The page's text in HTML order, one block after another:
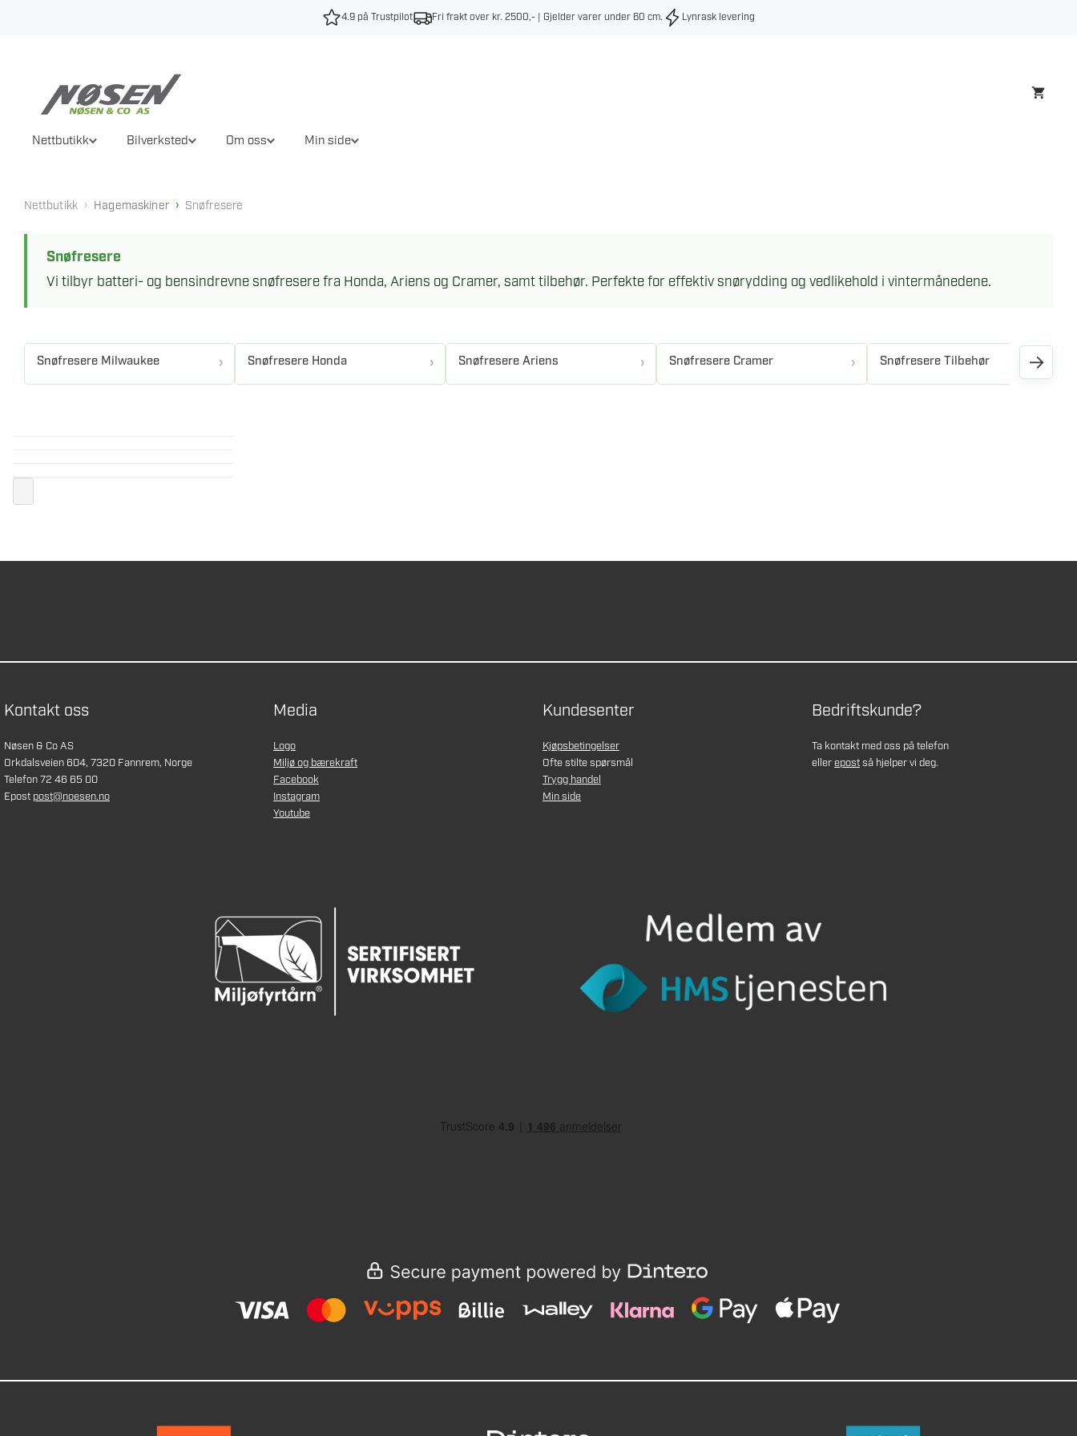
4.9 på Trustpilot Fri frakt over kr. 2500,- | Gjelder varer under 60 cm. Lynrask levering
Nettbutikk Bilverksted Om oss Min side
Nettbutikk › Hagemaskiner › Snøfresere
Snøfresere
Vi tilbyr batteri- og bensindrevne snøfresere fra Honda, Ariens og Cramer, samt tilbehør. Perfekte for effektiv snørydding og vedlikehold i vintermånedene.
Snøfresere Milwaukee Snøfresere Honda Snøfresere Ariens Snøfresere Cramer Snøfresere Tilbehør →
Kontakt oss
Nøsen & Co AS
Orkdalsveien 604, 7320 Fannrem, Norge
Telefon 72 46 65 00
Epost post@noesen.no
Media
Logo
Miljø og bærekraft
Facebook
Instagram
Youtube
Kundesenter
Kjøpsbetingelser
Ofte stilte spørsmål
Trygg handel
Min side
Bedriftskunde?
Ta kontakt med oss på telefon
ellerepostså hjelper vi deg.